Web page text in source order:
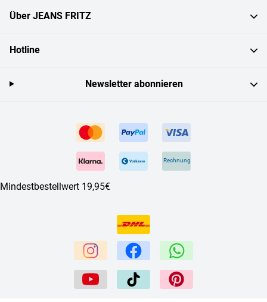
Über JEANS FRITZ
Hotline
Rechnung
Mindestbestellwert 19,95€
Newsletter abonnieren